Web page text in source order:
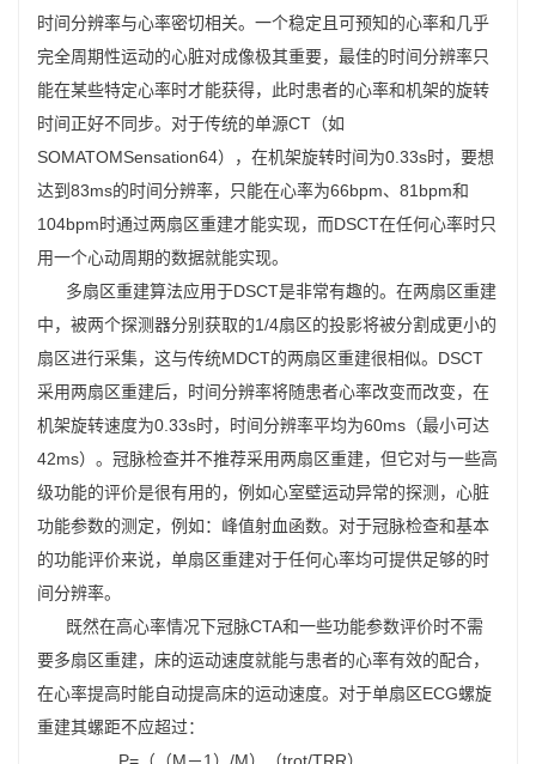
时间分辨率与心率密切相关。一个稳定且可预知的心率和几乎
完全周期性运动的心脏对成像极其重要，最佳的时间分辨率只
能在某些特定心率时才能获得，此时患者的心率和机架的旋转
时间正好不同步。对于传统的单源CT（如
SOMATOMSensation64），在机架旋转时间为0.33s时，要想
达到83ms的时间分辨率，只能在心率为66bpm、81bpm和
104bpm时通过两扇区重建才能实现，而DSCT在任何心率时只
用一个心动周期的数据就能实现。
多扇区重建算法应用于DSCT是非常有趣的。在两扇区重建
中，被两个探测器分别获取的1/4扇区的投影将被分割成更小的
扇区进行采集，这与传统MDCT的两扇区重建很相似。DSCT
采用两扇区重建后，时间分辨率将随患者心率改变而改变，在
机架旋转速度为0.33s时，时间分辨率平均为60ms（最小可达
42ms）。冠脉检查并不推荐采用两扇区重建，但它对与一些高
级功能的评价是很有用的，例如心室壁运动异常的探测，心脏
功能参数的测定，例如：峰值射血函数。对于冠脉检查和基本
的功能评价来说，单扇区重建对于任何心率均可提供足够的时
间分辨率。
既然在高心率情况下冠脉CTA和一些功能参数评价时不需
要多扇区重建，床的运动速度就能与患者的心率有效的配合，
在心率提高时能自动提高床的运动速度。对于单扇区ECG螺旋
重建其螺距不应超过：
P=（（M－1）/M）（trot/TRR）